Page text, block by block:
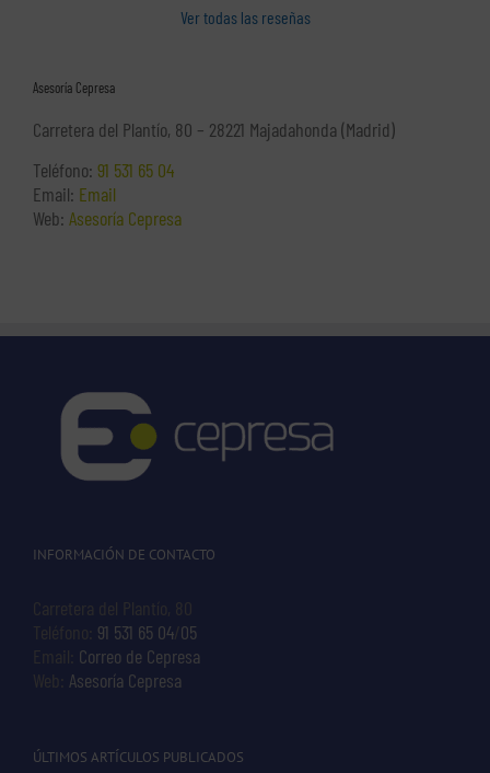
Ver todas las reseñas
Asesoría Cepresa
Carretera del Plantío, 80 – 28221 Majadahonda (Madrid)
Teléfono: 91 531 65 04
Email: Email
Web: Asesoría Cepresa
INFORMACIÓN DE CONTACTO
Carretera del Plantío, 80
Teléfono: 91 531 65 04 05
Email: Correo de Cepresa
Web: Asesoría Cepresa
ÚLTIMOS ARTÍCULOS PUBLICADOS